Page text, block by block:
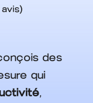
des
qui
,